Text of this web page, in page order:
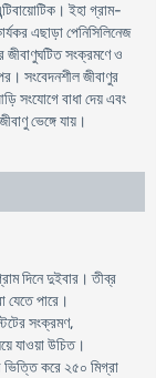
ইহা গ্রাম-
এছাড়া পেনিসিলিনেজ
সংক্রমণে ও
সংবেদনশীল জীবাণুর
সংযােগে বাধা দেয় এবং
ভেঙ্গে যায়।
দিনে দুইবার। তীব্র
যেতে পারে।
সংক্রমণ,
যাওয়া উচিত।
করে ২৫০ মিগ্রা